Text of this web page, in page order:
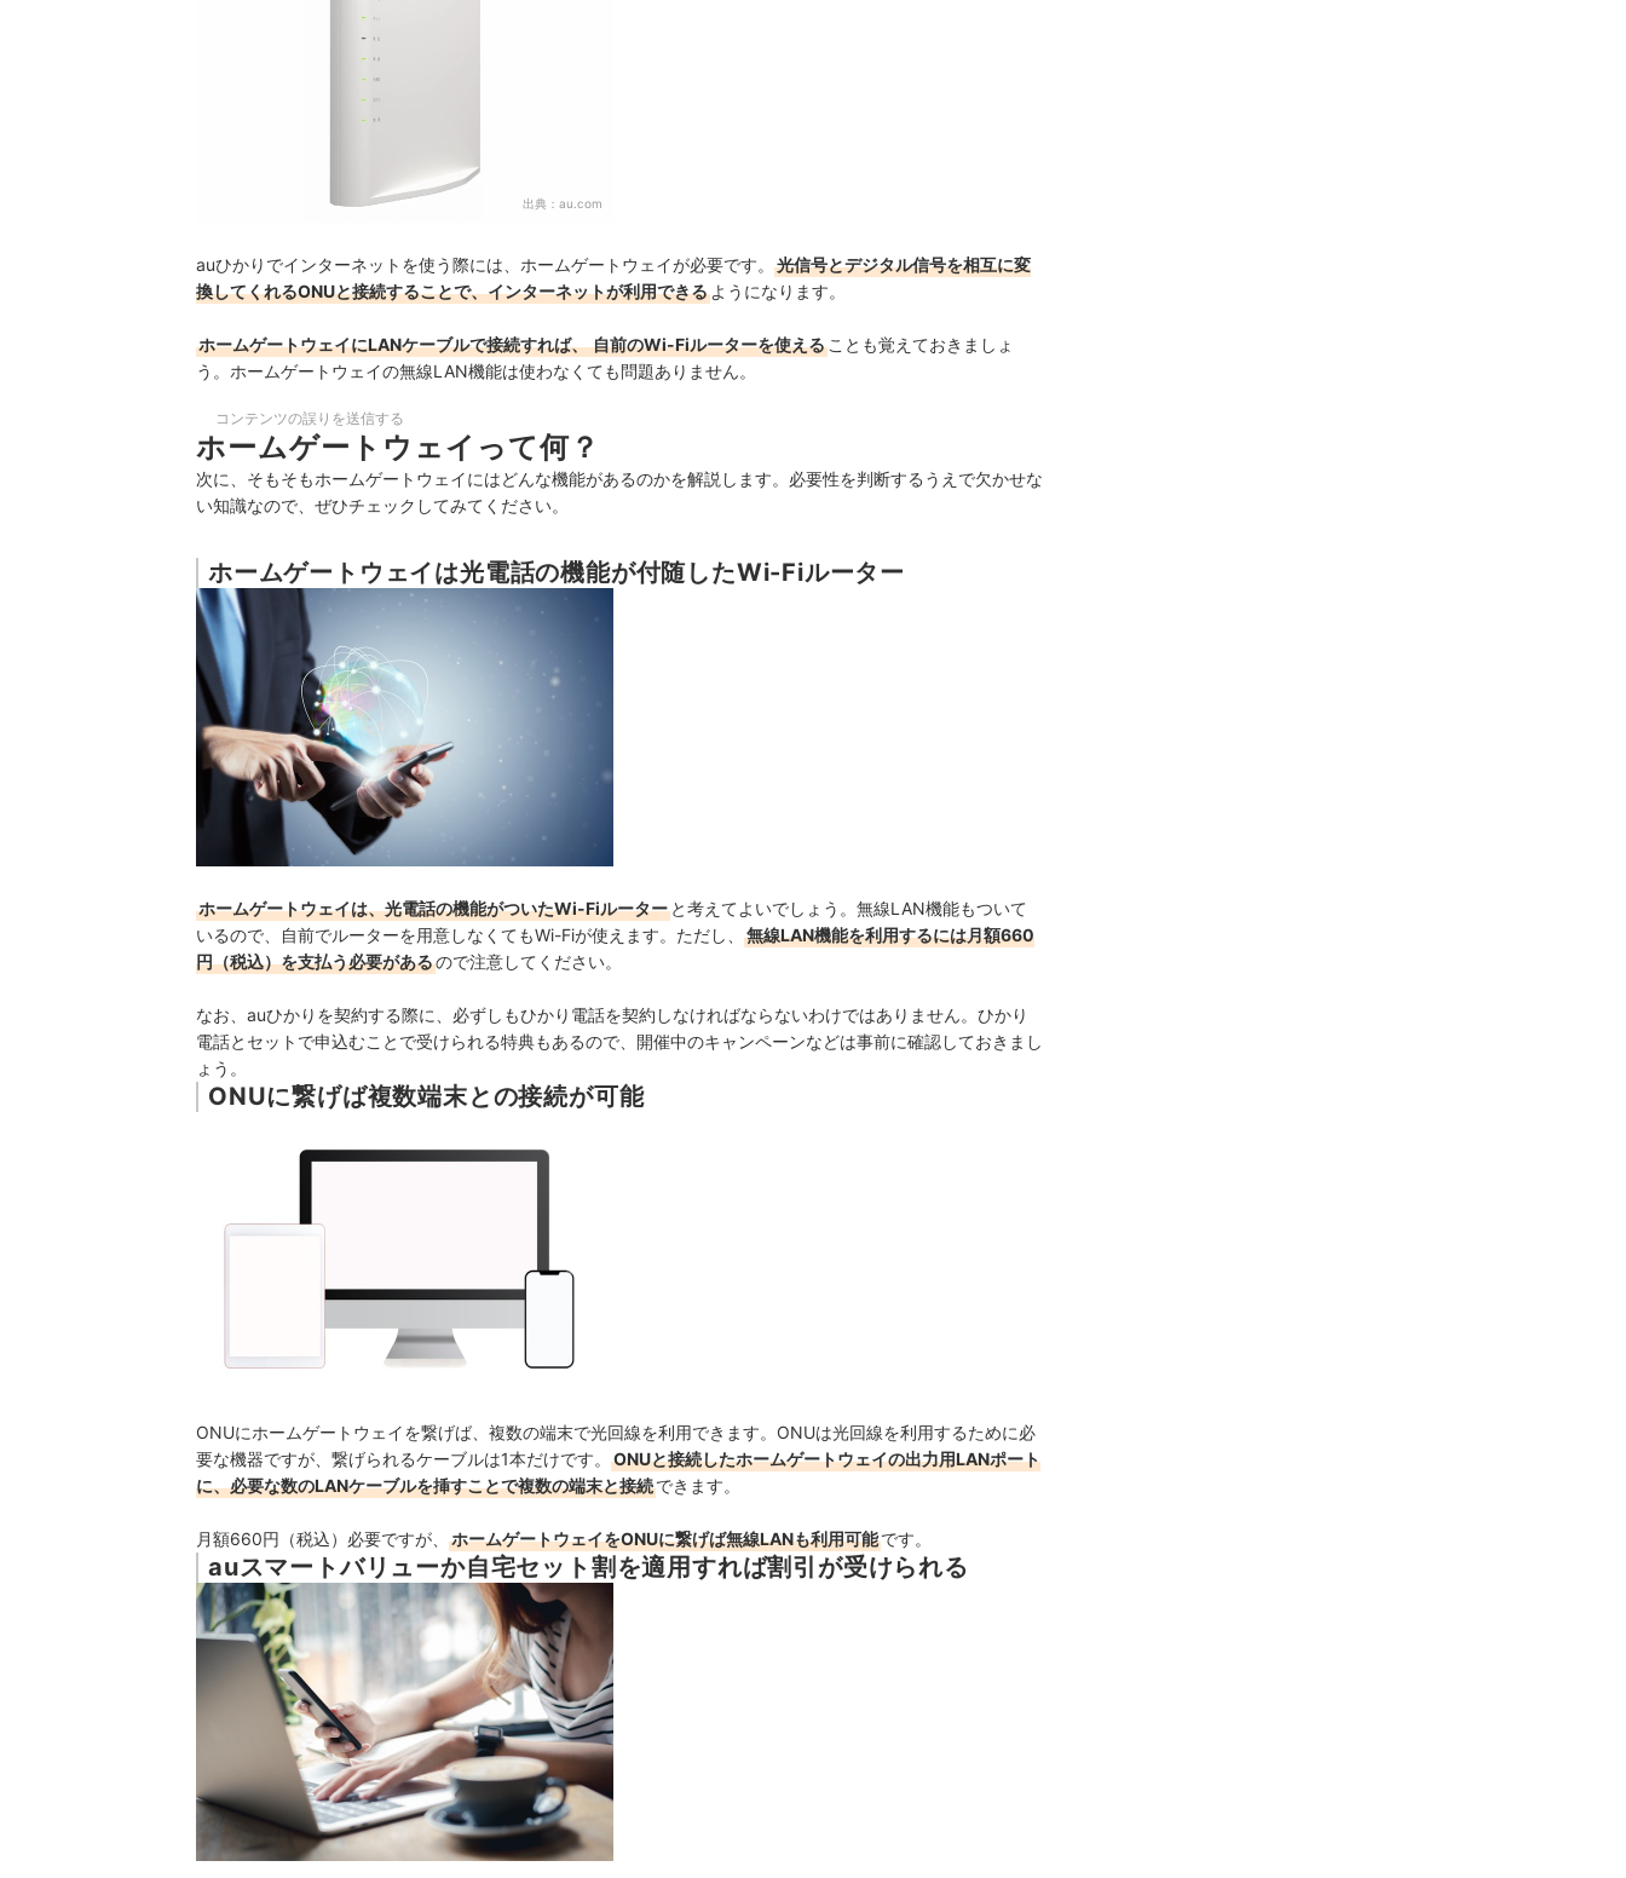
出典： au.com
auひかりでインターネットを使う際には、ホームゲートウェイが必要です。
光信号とデジタル信号を相互に変
換してくれるONUと接続することで、インターネットが利用できる ようになります。
ホームゲートウェイにLANケーブルで接続すれば、 自前のWi-Fiルーターを使える ことも覚えておきましょ
う。ホームゲートウェイの無線LAN機能は使わなくても問題ありません。
コンテンツの誤りを送信する
ホームゲートウェイって何？
次に、そもそもホームゲートウェイにはどんな機能があるのかを解説します。必要性を判断するうえで欠かせな
い知識なので、ぜひチェックしてみてください。
ホームゲートウェイは光電話の機能が付随したWi-Fiルーター
ホームゲートウェイは、光電話の機能がついたWi-Fiルーター と考えてよいでしょう。無線LAN機能もついて
いるので、自前でルーターを用意しなくてもWi-Fiが使えます。 ただし、
無線LAN機能を利用するには月額660
円（税込）を支払う必要があるので注意してください。
なお、auひかりを契約する際に、必ずしもひかり電話を契約しなければならないわけではありません。ひかり
電話とセットで申込むことで受けられる特典もあるので、開催中のキャンペーンなどは事前に確認しておきまし
ょう。
ONUに繋げば複数端末との接続が可能
ONUにホームゲートウェイを繋げば、複数の端末で光回線を利用できます。ONUは光回線を利用するために必
要な機器ですが、繋げられるケーブルは1本だけです。
ONUと接続したホームゲートウェイの出力用LANポート
に、必要な数のLANケーブルを挿すことで複数の端末と接続できます。
月額660円（税込）必要ですが、 ホームゲートウェイをONUに繋げば無線LANも利用可能です。
auスマートバリューか自宅セット割を適用すれば割引が受けられる